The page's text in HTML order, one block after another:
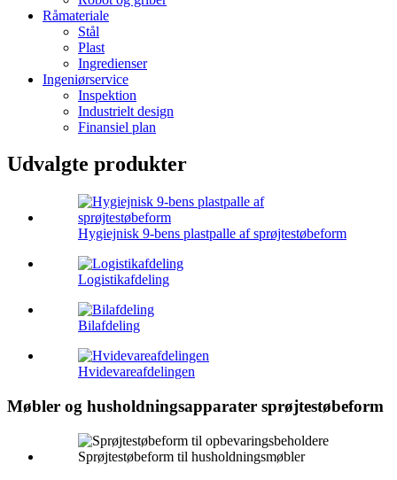
Råmateriale
Stål
Plast
Ingredienser
Ingeniørservice
Inspektion
Industrielt design
Finansiel plan
Udvalgte produkter
Hygiejnisk 9-bens plastpalle af sprøjtestøbeform
Logistikafdeling
Bilafdeling
Hvidevareafdelingen
Møbler og husholdningsapparater sprøjtestøbeform